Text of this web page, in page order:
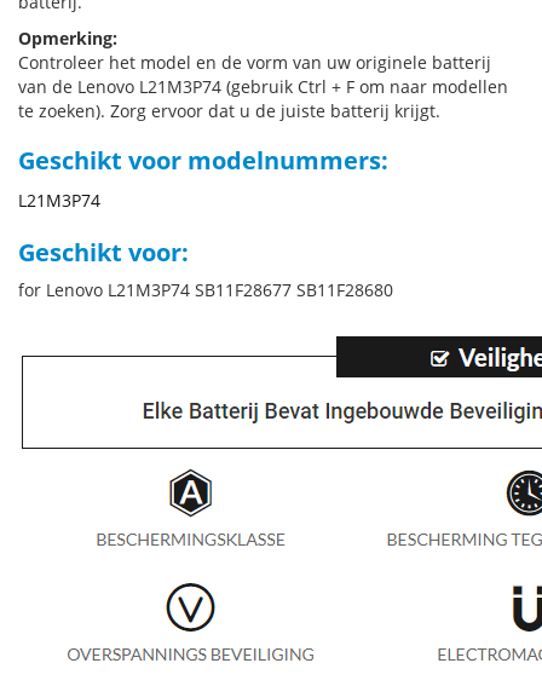
Opmerking:
Controleer het model en de vorm van uw originele batterij
van de Lenovo L21M3P74 (gebruik Ctrl + F om naar modellen
te zoeken). Zorg ervoor dat u de juiste batterij krijgt.
Geschikt voor modelnummers:
L21M3P74
Geschikt voor:
for Lenovo L21M3P74 SB11F28677 SB11F28680